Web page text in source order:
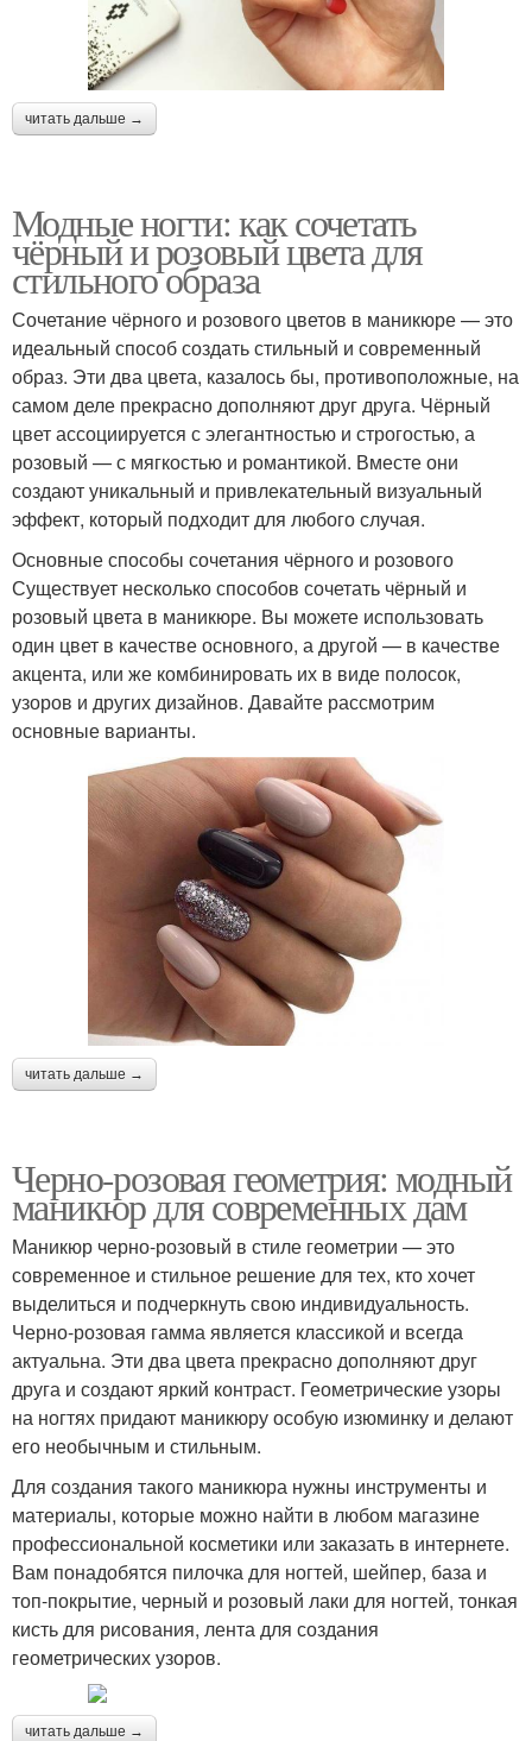
читать дальше →
Модные ногти: как сочетать
чёрный и розовый цвета для
стильного образа
Сочетание чёрного и розового цветов в маникюре — это
идеальный способ создать стильный и современный
образ. Эти два цвета, казалось бы, противоположные, на
самом деле прекрасно дополняют друг друга. Чёрный
цвет ассоциируется с элегантностью и строгостью, а
розовый — с мягкостью и романтикой. Вместе они
создают уникальный и привлекательный визуальный
эффект, который подходит для любого случая.
Основные способы сочетания чёрного и розового
Существует несколько способов сочетать чёрный и
розовый цвета в маникюре. Вы можете использовать
один цвет в качестве основного, а другой — в качестве
акцента, или же комбинировать их в виде полосок,
узоров и других дизайнов. Давайте рассмотрим
основные варианты.
читать дальше →
Черно-розовая геометрия: модный
маникюр для современных дам
Маникюр черно-розовый в стиле геометрии — это
современное и стильное решение для тех, кто хочет
выделиться и подчеркнуть свою индивидуальность.
Черно-розовая гамма является классикой и всегда
актуальна. Эти два цвета прекрасно дополняют друг
друга и создают яркий контраст. Геометрические узоры
на ногтях придают маникюру особую изюминку и делают
его необычным и стильным.
Для создания такого маникюра нужны инструменты и
материалы, которые можно найти в любом магазине
профессиональной косметики или заказать в интернете.
Вам понадобятся пилочка для ногтей, шейпер, база и
топ-покрытие, черный и розовый лаки для ногтей, тонкая
кисть для рисования, лента для создания
геометрических узоров.
читать дальше →